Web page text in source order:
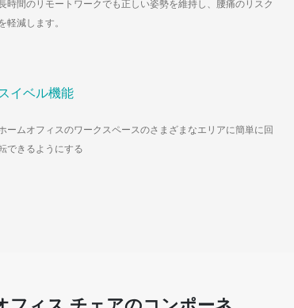
時間のリモートワークでも正しい姿勢を維持し、腰痛のリスク
軽減します。
スイベル機能
ームオフィスのワークスペースのさまざまなエリアに簡単に回
できるようにする